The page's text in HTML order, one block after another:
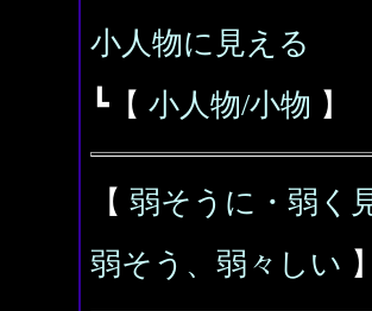
小人物に見える
┗【 小人物/小物 】
【 弱そうに・弱く
弱そう、弱々しい 】